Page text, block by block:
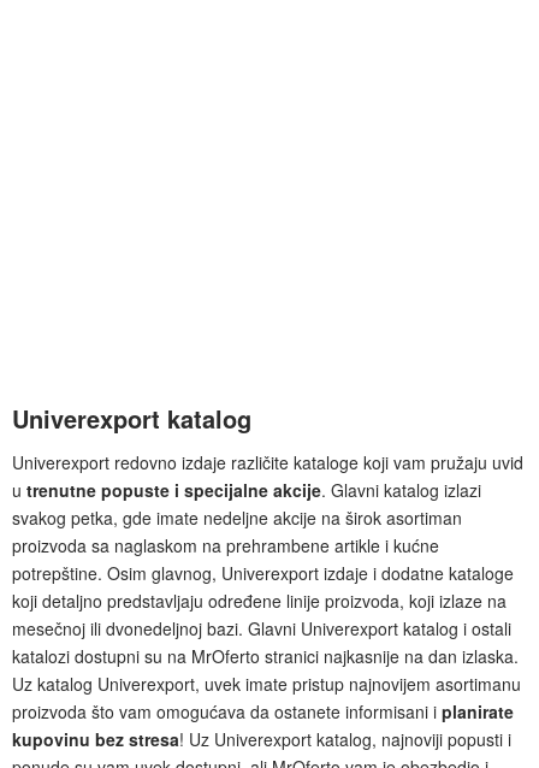
Univerexport katalog
Univerexport redovno izdaje različite kataloge koji vam pružaju uvid
u trenutne popuste i specijalne akcije. Glavni katalog izlazi
svakog petka, gde imate nedeljne akcije na širok asortiman
proizvoda sa naglaskom na prehrambene artikle i kućne
potrepštine. Osim glavnog, Univerexport izdaje i dodatne kataloge
koji detaljno predstavljaju određene linije proizvoda, koji izlaze na
mesečnoj ili dvonedeljnoj bazi. Glavni Univerexport katalog i ostali
katalozi dostupni su na MrOferto stranici najkasnije na dan izlaska.
Uz katalog Univerexport, uvek imate pristup najnovijem asortimanu
proizvoda što vam omogućava da ostanete informisani i planirate
kupovinu bez stresa! Uz Univerexport katalog, najnoviji popusti i